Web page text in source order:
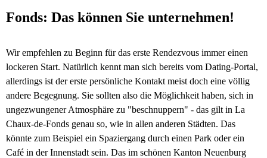
Fonds: Das können Sie unternehmen!
Wir empfehlen zu Beginn für das erste Rendezvous immer einen
lockeren Start. Natürlich kennt man sich bereits vom Dating-Portal,
allerdings ist der erste persönliche Kontakt meist doch eine völlig
andere Begegnung. Sie sollten also die Möglichkeit haben, sich in
ungezwungener Atmosphäre zu "beschnuppern" - das gilt in La
Chaux-de-Fonds genau so, wie in allen anderen Städten. Das
könnte zum Beispiel ein Spaziergang durch einen Park oder ein
Café in der Innenstadt sein. Das im schönen Kanton Neuenburg